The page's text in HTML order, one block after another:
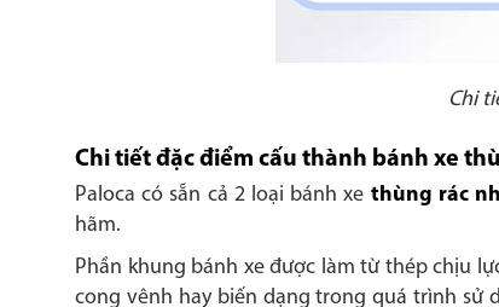
Chi
Chi tiết đặc điểm cấu thành bánh xe
Paloca có sẵn cả 2 loại bánh xe thùng rác
hãm.
Phần khung bánh xe được làm từ thép chịu
cong vênh hay biến dạng trong quá trình sử